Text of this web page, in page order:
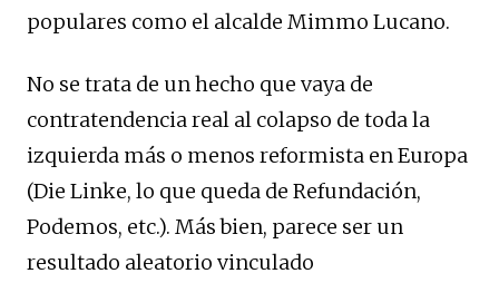
populares como el alcalde Mimmo Lucano.
No se trata de un hecho que vaya de
contratendencia real al colapso de toda la
izquierda más o menos reformista en Europa
(Die Linke, lo que queda de Refundación,
Podemos, etc.). Más bien, parece ser un
resultado aleatorio vinculado